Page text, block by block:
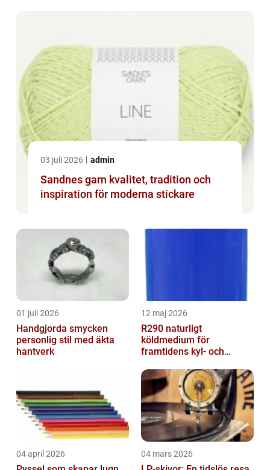
03 juli 2026 admin
Sandnes garn kvalitet, tradition och
inspiration för moderna stickare
01 juli 2026
Handgjorda smycken
personlig stil med äkta
hantverk
12 maj 2026
R290 naturligt
köldmedium för
framtidens kyl- och
04 april 2026 04 mars 2026